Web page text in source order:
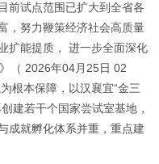
前试点范围已扩大到全省各
，努力鞭策经济社会高质量
扩能提质， 进一步全面深化
（ 2026年04月25日 02
根本保障，以汉襄宜“金三
建若干个国家尝试室基地，
成就孵化体系并重，重点建